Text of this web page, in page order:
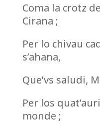
Coma la crotz
Cirana ;
Per lo chivau
s’ahana,
Que’vs saludi,
Per los
monde ;